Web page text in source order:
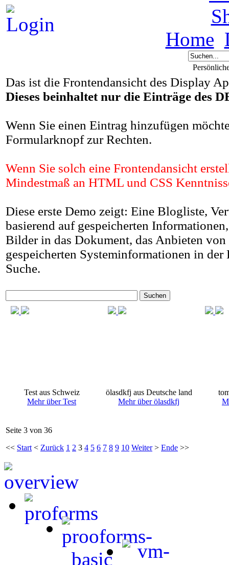
Home
Das ist die Frontendansicht des Display
Dieses beinhaltet nur die Einträge des
Wenn Sie einen Eintrag hinzufügen
Formularknopf zur Rechten.
Wenn Sie solch eine Frontendansicht
Mindestmaß an HTML und CSS
Diese erste Demo zeigt: Eine Blogliste,
basierend auf gespeicherten
Bilder in das Dokument, das Anbieten
gespeicherten Systeminformationen in
Suche.
Suchen
Test aus Schweiz
Mehr über Test
ölasdkfj aus Deutsche land
Mehr über ölasdkfj
Seite 3 von 36
<< Start < Zurück 1 2 3 4 5 6 7 8 9 10 Weiter> Ende >>